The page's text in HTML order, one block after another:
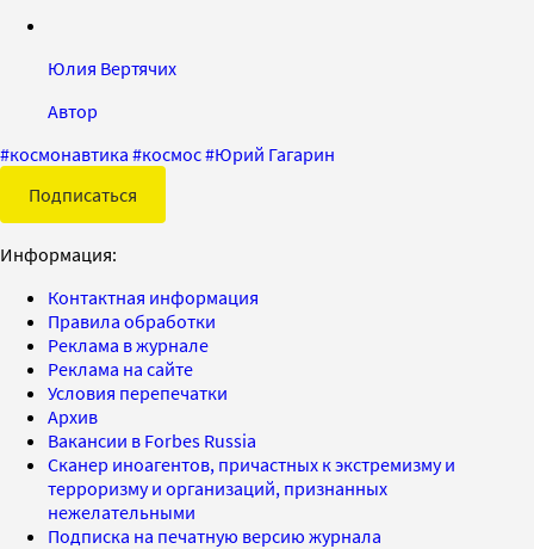
Юлия Вертячих
Автор
#космонавтика #космос#Юрий Гагарин
Подписаться
Информация:
Контактная информация
Правила обработки
Реклама в журнале
Реклама на сайте
Условия перепечатки
Архив
Вакансии в Forbes Russia
Сканер иноагентов, причастных к экстремизму и
терроризму и организаций, признанных
нежелательными
Подписка на печатную версию журнала